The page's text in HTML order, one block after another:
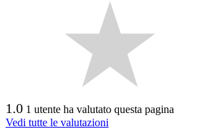
1.0 1 utente ha valutato questa pagina
Vedi tutte le valutazioni